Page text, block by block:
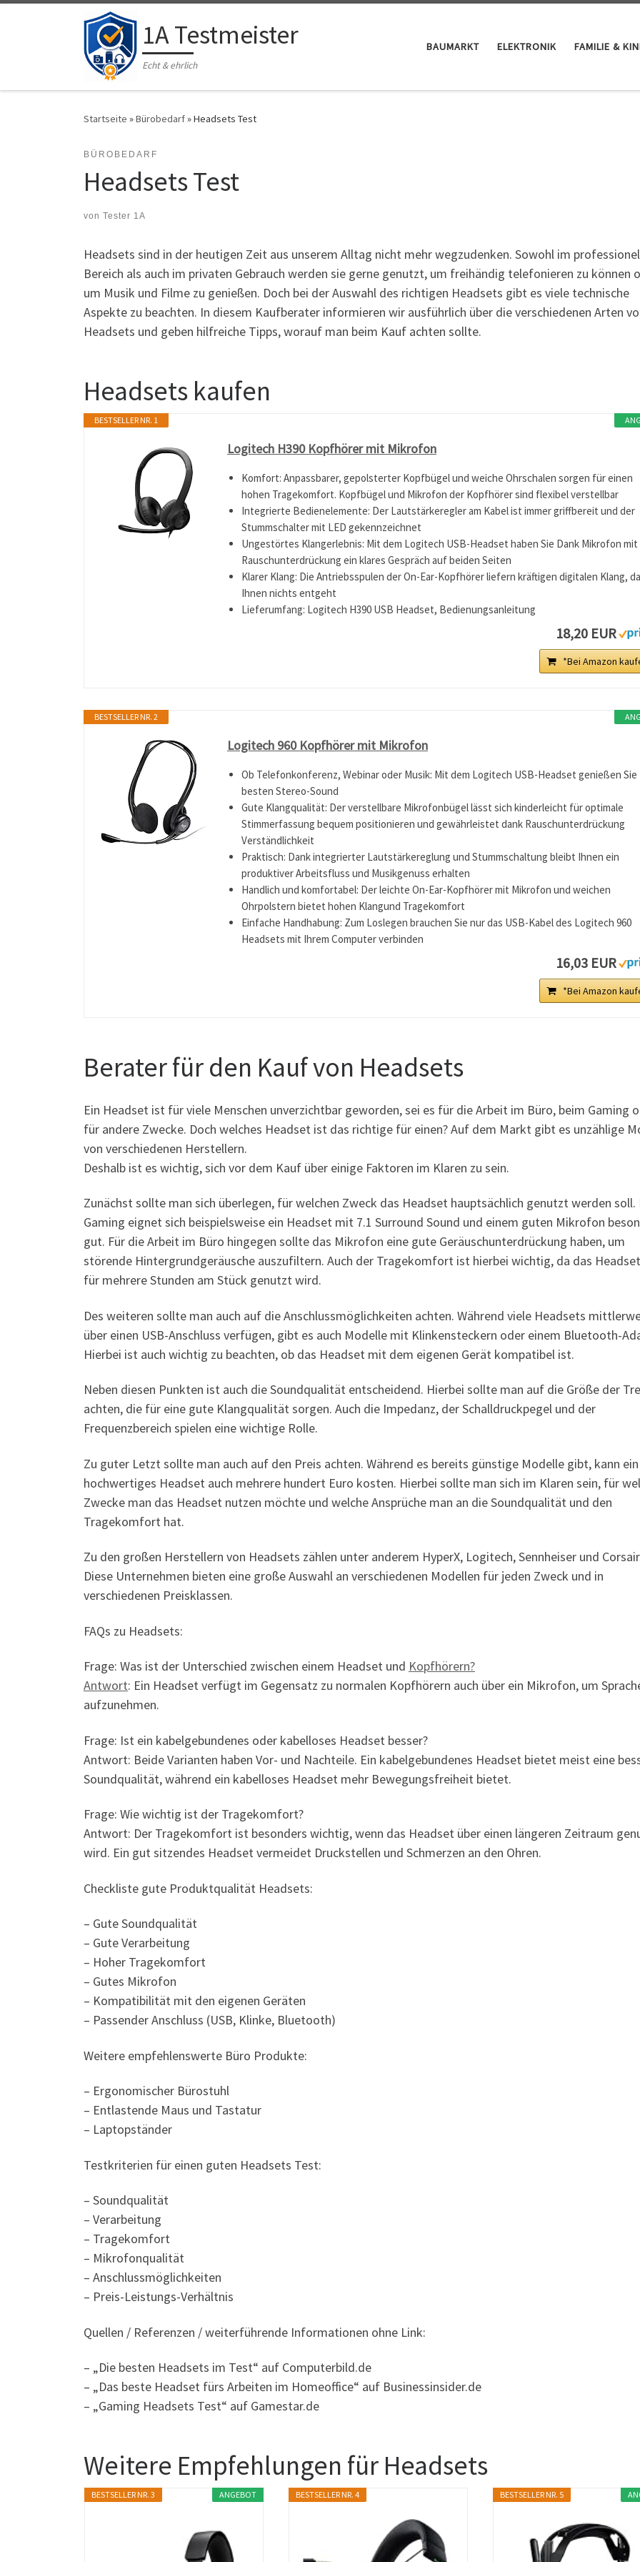
Zum Inhalt springen 1A Testmeister
Echt & ehrlich
BAUMARKT ELEKTRONIK FAMILIE &
Startseite »Bürobedarf»Headsets Test
BÜROBEDARF
Headsets Test
von Tester 1A
Headsets sind in der heutigen Zeit aus unserem Alltag nicht mehr wegzudenken. Sowohl im
Bereich als auch im privaten Gebrauch werden sie gerne genutzt, um freihändig telefonieren zu können
um Musik und Filme zu genießen. Doch bei der Auswahl des richtigen Headsets gibt es viele technische
Aspekte zu beachten. In diesem Kaufberater informieren wir ausführlich über die verschiedenen Arten
Headsets und geben hilfreiche Tipps, worauf man beim Kauf achten sollte.
Headsets kaufen
BESTSELLER NR. 1
Logitech H390 Kopfhörer mit Mikrofon
Komfort: Anpassbarer, gepolsterter Kopfbügel und weiche Ohrschalen sorgen für einen
hohen Tragekomfort. Kopfbügel und Mikrofon der Kopfhörer sind flexibel verstellbar
Integrierte Bedienelemente: Der Lautstärkeregler am Kabel ist immer griffbereit und der
Stummschalter mit LED gekennzeichnet
Ungestörtes Klangerlebnis: Mit dem Logitech USB-Headset haben Sie Dank Mikrofon mit
Rauschunterdrückung ein klares Gespräch auf beiden Seiten
Klarer Klang: Die Antriebsspulen der On-Ear-Kopfhörer liefern kräftigen digitalen Klang,
Ihnen nichts entgeht
Lieferumfang: Logitech H390 USB Headset, Bedienungsanleitung
18,20 EUR
*Bei Amazon
BESTSELLER NR. 2
Logitech 960 Kopfhörer mit Mikrofon
Ob Telefonkonferenz, Webinar oder Musik: Mit dem Logitech USB-Headset genießen Sie
besten Stereo-Sound
Gute Klangqualität: Der verstellbare Mikrofonbügel lässt sich kinderleicht für optimale
Stimmerfassung bequem positionieren und gewährleistet dank Rauschunterdrückung
Verständlichkeit
Praktisch: Dank integrierter Lautstärkereglung und Stummschaltung bleibt Ihnen ein
produktiver Arbeitsfluss und Musikgenuss erhalten
Handlich und komfortabel: Der leichte On-Ear-Kopfhörer mit Mikrofon und weichen
Ohrpolstern bietet hohen Klangund Tragekomfort
Einfache Handhabung: Zum Loslegen brauchen Sie nur das USB-Kabel des Logitech 960
Headsets mit Ihrem Computer verbinden
16,03 EUR
*Bei Amazon
Berater für den Kauf von Headsets
Ein Headset ist für viele Menschen unverzichtbar geworden, sei es für die Arbeit im Büro, beim Gaming
für andere Zwecke. Doch welches Headset ist das richtige für einen? Auf dem Markt gibt es unzählige
von verschiedenen Herstellern.
Deshalb ist es wichtig, sich vor dem Kauf über einige Faktoren im Klaren zu sein.
Zunächst sollte man sich überlegen, für welchen Zweck das Headset hauptsächlich genutzt werden soll.
Gaming eignet sich beispielsweise ein Headset mit 7.1 Surround Sound und einem guten Mikrofon
gut. Für die Arbeit im Büro hingegen sollte das Mikrofon eine gute Geräuschunterdrückung haben, um
störende Hintergrundgeräusche auszufiltern. Auch der Tragekomfort ist hierbei wichtig, da das
für mehrere Stunden am Stück genutzt wird.
Des weiteren sollte man auch auf die Anschlussmöglichkeiten achten. Während viele Headsets
über einen USB-Anschluss verfügen, gibt es auch Modelle mit Klinkensteckern oder einem Bluetooth-
Hierbei ist auch wichtig zu beachten, ob das Headset mit dem eigenen Gerät kompatibel ist.
Neben diesen Punkten ist auch die Soundqualität entscheidend. Hierbei sollte man auf die Größe der
achten, die für eine gute Klangqualität sorgen. Auch die Impedanz, der Schalldruckpegel und der
Frequenzbereich spielen eine wichtige Rolle.
Zu guter Letzt sollte man auch auf den Preis achten. Während es bereits günstige Modelle gibt, kann ein
hochwertiges Headset auch mehrere hundert Euro kosten. Hierbei sollte man sich im Klaren sein, für
Zwecke man das Headset nutzen möchte und welche Ansprüche man an die Soundqualität und den
Tragekomfort hat.
Zu den großen Herstellern von Headsets zählen unter anderem HyperX, Logitech, Sennheiser und
Diese Unternehmen bieten eine große Auswahl an verschiedenen Modellen für jeden Zweck und in
verschiedenen Preisklassen.
FAQs zu Headsets:
Frage: Was ist der Unterschied zwischen einem Headset und Kopfhörern?
Antwort: Ein Headset verfügt im Gegensatz zu normalen Kopfhörern auch über ein Mikrofon, um
aufzunehmen.
Frage: Ist ein kabelgebundenes oder kabelloses Headset besser?
Antwort: Beide Varianten haben Vor- und Nachteile. Ein kabelgebundenes Headset bietet meist eine
Soundqualität, während ein kabelloses Headset mehr Bewegungsfreiheit bietet.
Frage: Wie wichtig ist der Tragekomfort?
Antwort: Der Tragekomfort ist besonders wichtig, wenn das Headset über einen längeren Zeitraum
wird. Ein gut sitzendes Headset vermeidet Druckstellen und Schmerzen an den Ohren.
Checkliste gute Produktqualität Headsets:
– Gute Soundqualität
– Gute Verarbeitung
– Hoher Tragekomfort
– Gutes Mikrofon
– Kompatibilität mit den eigenen Geräten
– Passender Anschluss (USB, Klinke, Bluetooth)
Weitere empfehlenswerte Büro Produkte:
– Ergonomischer Bürostuhl
– Entlastende Maus und Tastatur
– Laptopständer
Testkriterien für einen guten Headsets Test:
– Soundqualität
– Verarbeitung
– Tragekomfort
– Mikrofonqualität
– Anschlussmöglichkeiten
– Preis-Leistungs-Verhältnis
Quellen / Referenzen / weiterführende Informationen ohne Link:
– „Die besten Headsets im Test“ auf Computerbild.de
– „Das beste Headset fürs Arbeiten im Homeoffice“ auf Businessinsider.de
– „Gaming Headsets Test“ auf Gamestar.de
Weitere Empfehlungen für Headsets
ANGEBOT
BESTSELLER NR. 3 BESTSELLER NR. 4 BESTSELLER NR. 5